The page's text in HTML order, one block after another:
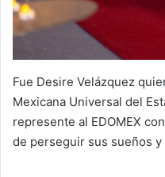
Fue Desire Velázquez
Mexicana Universal del
represente al EDOMEX
de perseguir sus sueños y